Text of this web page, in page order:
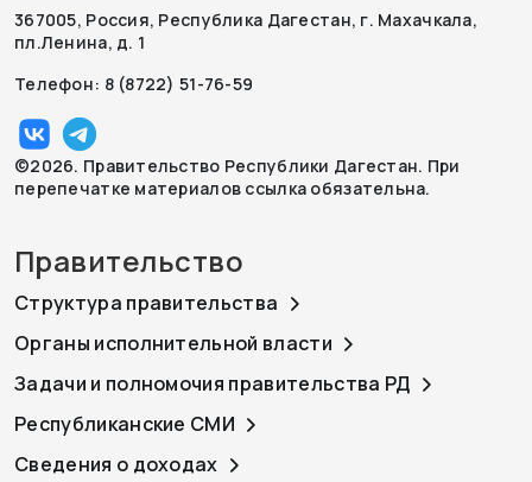
367005, Россия, Республика Дагестан, г. Махачкала,
пл.Ленина, д. 1
Телефон: 8 (8722) 51-76-59
©2026. Правительство Республики Дагестан. При
перепечатке материалов ссылка обязательна.
Правительство
Структура правительства
Органы исполнительной власти
Задачи и полномочия правительства РД
Республиканские СМИ
Сведения о доходах